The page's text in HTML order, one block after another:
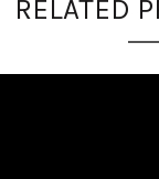
RELATED